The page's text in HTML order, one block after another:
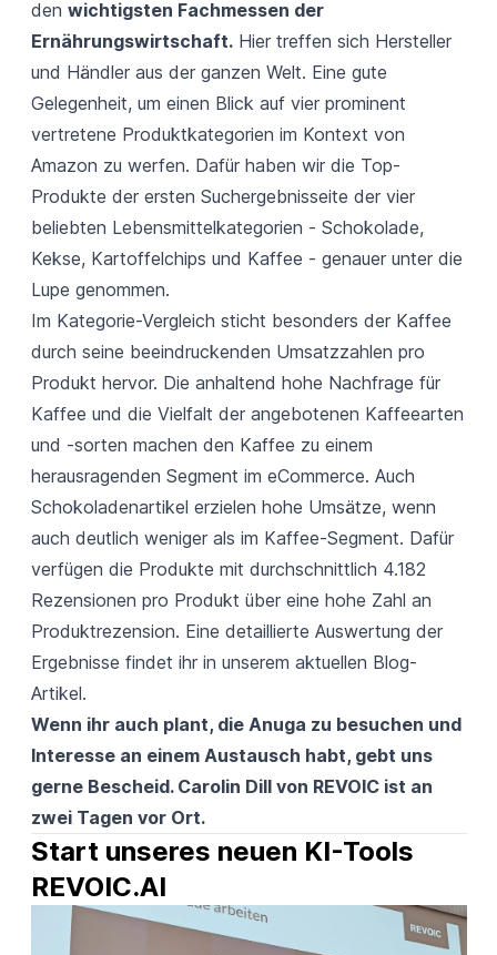
den wichtigsten Fachmessen der
Ernährungswirtschaft.Hier treffen sich Hersteller
und Händler aus der ganzen Welt. Eine gute
Gelegenheit, um einen Blick auf vier prominent
vertretene Produktkategorien im Kontext von
Amazon zu werfen. Dafür haben wir die Top-
Produkte der ersten Suchergebnisseite der vier
beliebten Lebensmittelkategorien - Schokolade,
Kekse, Kartoffelchips und Kaffee - genauer unter die
Lupe genommen.
Im Kategorie-Vergleich sticht besonders der Kaffee
durch seine beeindruckenden Umsatzzahlen pro
Produkt hervor. Die anhaltend hohe Nachfrage für
Kaffee und die Vielfalt der angebotenen Kaffeearten
und -sorten machen den Kaffee zu einem
herausragenden Segment im eCommerce. Auch
Schokoladenartikel erzielen hohe Umsätze, wenn
auch deutlich weniger als im Kaffee-Segment. Dafür
verfügen die Produkte mit durchschnittlich 4.182
Rezensionen pro Produkt über eine hohe Zahl an
Produktrezension. Eine detaillierte Auswertung der
Ergebnisse findet ihr in unserem aktuellen Blog-
Artikel.
Wenn ihr auch plant, die Anuga zu besuchen und
Interesse an einem Austausch habt, gebt uns
gerne Bescheid. Carolin Dill von REVOIC ist an
zwei Tagen vor Ort.
Start unseres neuen KI-Tools
REVOIC.AI